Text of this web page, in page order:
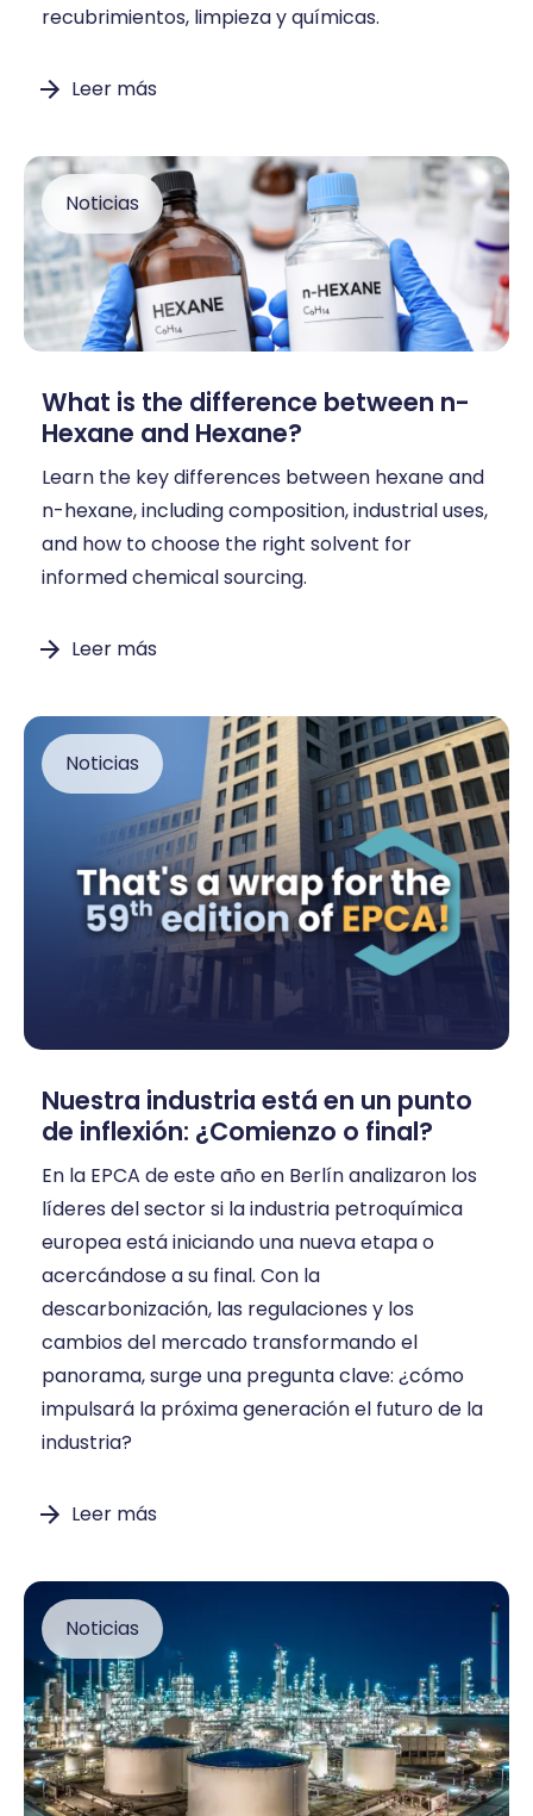
recubrimientos, limpieza y químicas.
Leer más
Noticias
What is the difference between n-
Hexane and Hexane?
Learn the key differences between hexane and
n-hexane, including composition, industrial uses,
and how to choose the right solvent for
informed chemical sourcing.
Leer más
Noticias
Nuestra industria está en un punto
de inflexión: ¿Comienzo o final?
En la EPCA de este año en Berlín analizaron los
líderes del sector si la industria petroquímica
europea está iniciando una nueva etapa o
acercándose a su final. Con la
descarbonización, las regulaciones y los
cambios del mercado transformando el
panorama, surge una pregunta clave: ¿cómo
impulsará la próxima generación el futuro de la
industria?
Leer más
Noticias